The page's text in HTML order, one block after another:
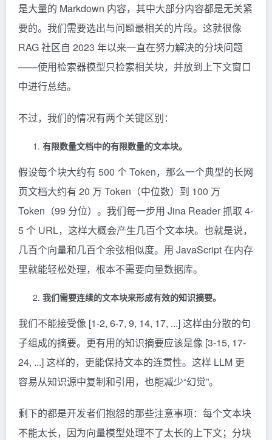
是大量的 Markdown 内容，其中大部分内容都是无关紧
要的。我们需要选出与问题最相关的片段。这就很像
RAG社区自 2023 年以来一直在努力解决的分块问题
——使用检索器模型只检索相关块，并放到上下文窗口
中进行总结。
不过，我们的情况有两个关键区别：
有限数量文档中的有限数量的文本块。
假设每个块大约有 500 个 Token，那么一个典型的长网
页文档大约有 20 万 Token（中位数）到 100 万
Token（99 分位）。我们每一步用 Jina Reader 抓取 4-
5 个 URL，这样大概会产生几百个文本块。也就是说，
几百个向量和几百个余弦相似度。用 JavaScript 在内存
里就能轻松处理，根本不需要向量数据库。
我们需要连续的文本块来形成有效的知识摘要。
我们不能接受像 [1-2, 6-7, 9, 14, 17, ...] 这样由分散的句
子组成的摘要。更有用的知识摘要应该是像 [3-15, 17-
24, ...] 这样的，更能保持文本的连贯性。这样 LLM 更
容易从知识源中复制和引用，也能减少“幻觉”。
剩下的都是开发者们抱怨的那些注意事项：每个文本块
不能太长，因为向量模型处理不了太长的上下文；分块